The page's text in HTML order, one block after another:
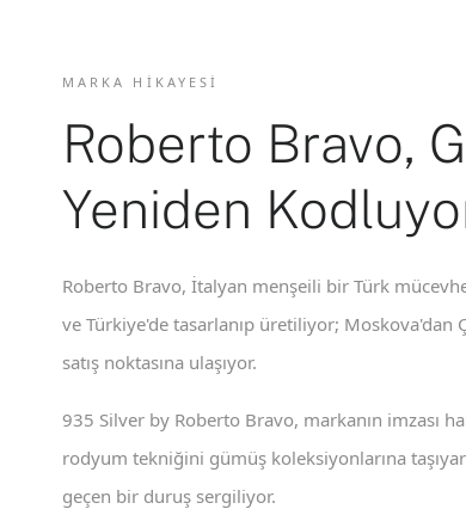
MARKA HIKAYESI
Roberto Bravo,
Yeniden
Roberto Bravo, İtalyan menşeili bir Türk
ve Türkiye'de tasarlanıp üretiliyor; Moskova'dan
satış noktasına ulaşıyor.
935 Silver by Roberto Bravo, markanın imzası
rodyum tekniğini gümüş koleksiyonlarına
geçen bir duruş sergiliyor.